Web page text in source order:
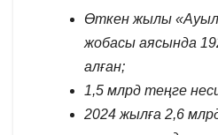
Өткен жылы «Ауыл
жобасы аясында
алған;
1,5 млрд теңге
2024 жылға 2,6